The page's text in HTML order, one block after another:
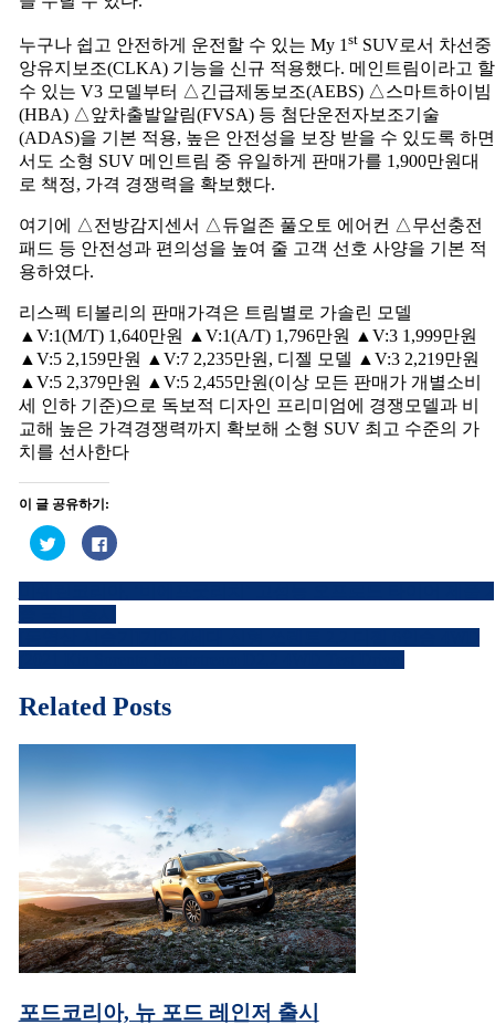
누구나 쉽고 안전하게 운전할 수 있는 My 1 stSUV로서 차선중
앙유지보조(CLKA) 기능을 신규 적용했다. 메인트림이라고 할
수 있는 V3 모델부터 △긴급제동보조(AEBS) △스마트하이빔
(HBA) △앞차출발알림(FVSA) 등 첨단운전자보조기술
(ADAS)을 기본 적용, 높은 안전성을 보장 받을 수 있도록 하면
서도 소형 SUV 메인트림 중 유일하게 판매가를 1,900만원대
로 책정, 가격 경쟁력을 확보했다.
여기에 △전방감지센서 △듀얼존 풀오토 에어컨 △무선충전
패드 등 안전성과 편의성을 높여 줄 고객 선호 사양을 기본 적
용하였다.
리스펙 티볼리의 판매가격은 트림별로 가솔린 모델
▲V:1(M/T) 1,640만원 ▲V:1(A/T) 1,796만원 ▲V:3 1,999만원
▲V:5 2,159만원 ▲V:7 2,235만원, 디젤 모델 ▲V:3 2,219만원
▲V:5 2,379만원 ▲V:5 2,455만원(이상 모든 판매가 개별소비
세 인하 기준)으로 독보적 디자인 프리미엄에 경쟁모델과 비
교해 높은 가격경쟁력까지 확보해 소형 SUV 최고 수준의 가
치를 선사한다
이 글 공유하기:
트
위
로
유
기
(새
에
림)
페
이
북
공
하
려
클
하
세
서
열
림)
글
내
비
게
이
션
Related Posts
포드코리아, 뉴 포드 레인저 출시